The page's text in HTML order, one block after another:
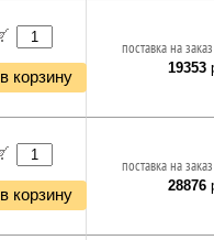
в корзину
поставка на
19353
в корзину
поставка на
28876